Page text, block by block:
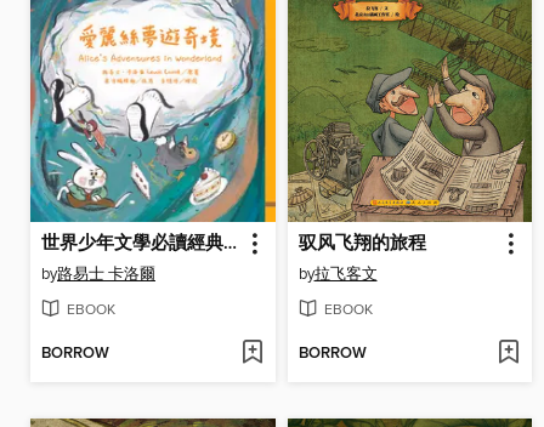
世界少年文學必讀經典60
by路易士 卡洛爾
EBOOK
BORROW
驭风飞翔的旅程
by拉飞客文
EBOOK
BORROW